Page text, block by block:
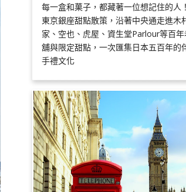
每一盒和菓子，都藏著一位想記住的人！
東京銀座甜點散策，沿著中央通走進木
家、空也、虎屋、資生堂Parlour等百
舖與限定甜點，一次匯集日本五百年的
手禮文化